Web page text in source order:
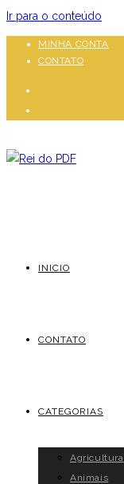
Ir para o conteúdo
MINHA CONTA
CONTATO
INICIO
CONTATO
CATEGORIAS
Agricultura
Animais